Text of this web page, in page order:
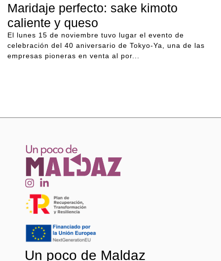
Maridaje perfecto: sake kimoto
caliente y queso
El lunes 15 de noviembre tuvo lugar el evento de
celebración del 40 aniversario de Tokyo-Ya, una de las
empresas pioneras en venta al por...
Un poco de Maldaz